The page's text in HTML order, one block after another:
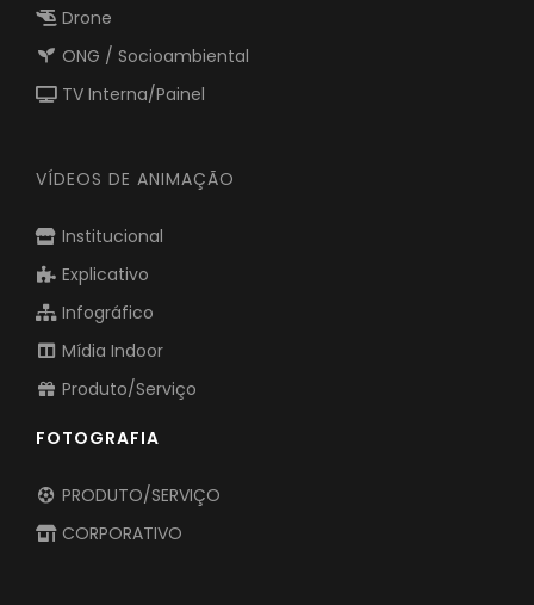
Drone
ONG / Socioambiental
TV Interna/Painel
VÍDEOS DE ANIMAÇÃO
Institucional
Explicativo
Infográfico
Mídia Indoor
Produto/Serviço
FOTOGRAFIA
PRODUTO/SERVIÇO
CORPORATIVO